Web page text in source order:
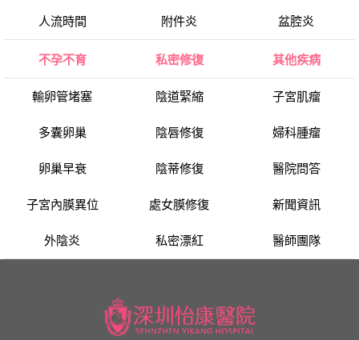
人流時間 附件炎 盆腔炎
不孕不育
輸卵管堵塞
多囊卵巢
卵巢早衰
子宮內膜異位
外陰炎
私密修復
陰道緊縮
陰唇修復
陰蒂修復
處女膜修復
私密漂紅
其他疾病
子宮肌瘤
婦科腫瘤
醫院問答
新聞資訊
醫師團隊